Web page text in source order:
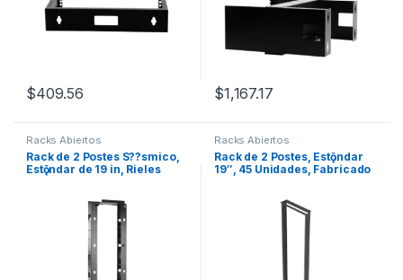
$409.56 $1,167.17
Racks Abiertos
Rack de 2 Postes S??smico,
Estǭndar de 19 in, Rieles
Unidades de Rack, Color
Racks Abiertos
Rack de 2 Postes, Estǭndar
19″, 45 Unidades, Fabricado